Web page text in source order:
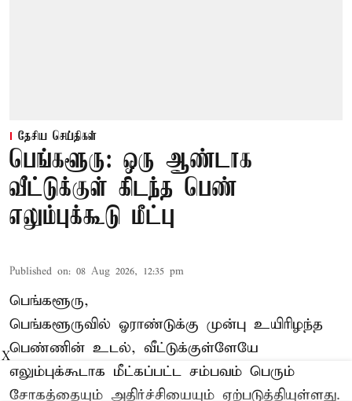
தேசிய செய்திகள்
பெங்களூரு: ஒரு ஆண்டாக
வீட்டுக்குள் கிடந்த பெண்
எலும்புக்கூடு மீட்பு
Published on: 08 Aug 2026, 12:35 pm
பெங்களூரு,
பெங்களூருவில் ஓராண்டுக்கு முன்பு உயிரிழந்த
பெண்ணின் உடல், வீட்டுக்குள்ளேயே
எலும்புக்கூடாக மீட்கப்பட்ட சம்பவம் பெரும்
சோகத்தையும் அதிர்ச்சியையும் ஏற்படுத்தியுள்ளது.
X